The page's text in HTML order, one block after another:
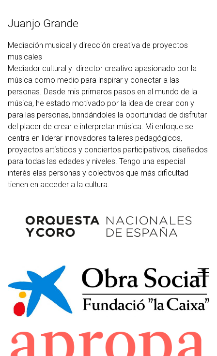
contenido
Juanjo Grande
Mediación musical y dirección creativa de proyectos
musicales
Mediador cultural y director creativo apasionado por la
música como medio para inspirar y conectar a las
personas. Desde mis primeros pasos en el mundo de la
música, he estado motivado por la idea de crear con y
para las personas, brindándoles la oportunidad de disfrutar
del placer de crear e interpretar música. Mi enfoque se
centra en liderar innovadores talleres pedagógicos,
proyectos artísticos y conciertos participativos, diseñados
para todas las edades y niveles. Tengo una especial
interés elas personas y colectivos que más dificultad
tienen en acceder a la cultura.